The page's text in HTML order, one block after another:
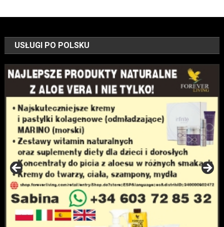
USŁUGI PO POLSKU